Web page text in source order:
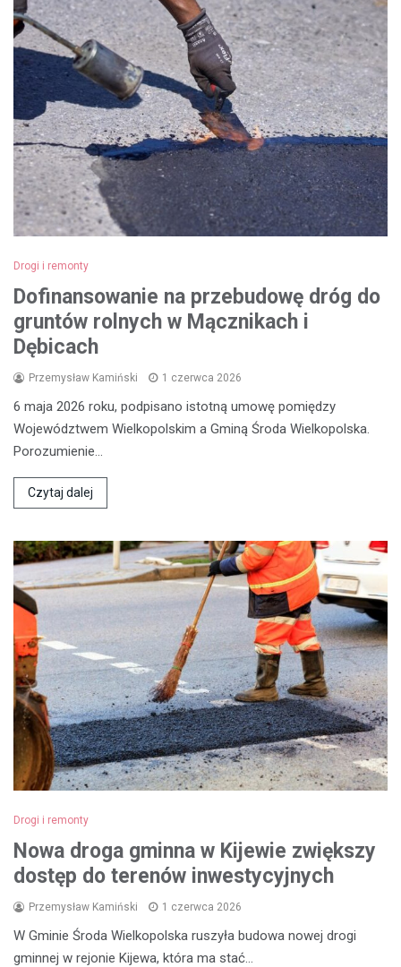
Drogi i remonty
Dofinansowanie na przebudowę dróg do
gruntów rolnych w Mącznikach i
Dębicach
Przemysław Kamiński 1 czerwca 2026
6 maja 2026 roku, podpisano istotną umowę pomiędzy
Województwem Wielkopolskim a Gminą Środa Wielkopolska.
Porozumienie…
Czytaj dalej
Drogi i remonty
Nowa droga gminna w Kijewie zwiększy
dostęp do terenów inwestycyjnych
Przemysław Kamiński 1 czerwca 2026
W Gminie Środa Wielkopolska ruszyła budowa nowej drogi
gminnej w rejonie Kijewa, która ma stać…